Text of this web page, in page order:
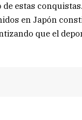
estas conquistas.
en Japón
que el